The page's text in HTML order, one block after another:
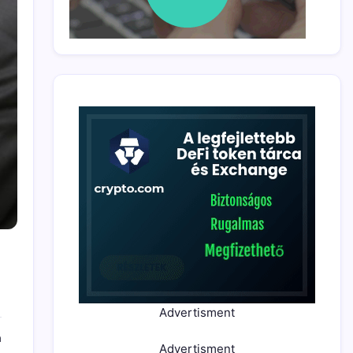
Advertisment
Advertisment